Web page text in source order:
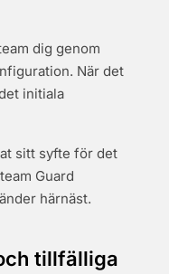
dig genom
När det
initiala
sitt syfte för det
Guard
härnäst.
tillfälliga